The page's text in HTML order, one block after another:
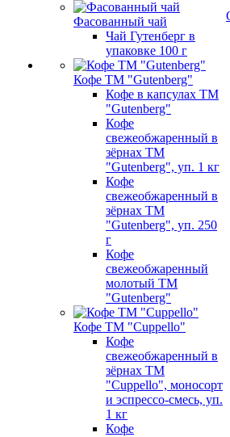
Фасованный чай
Чай Гутенберг в
упаковке 100 г
Кофе ТМ "Gutenberg"
Кофе в капсулах ТМ
"Gutenberg"
Кофе
свежеобжаренный в
зёрнах ТМ
"Gutenberg", уп. 1 кг
Кофе
свежеобжаренный в
зёрнах ТМ
"Gutenberg", уп. 250
г
Кофе
свежеобжаренный
молотый ТМ
"Gutenberg"
Кофе ТМ "Cuppello"
Кофе
свежеобжаренный в
зёрнах ТМ
"Cuppello", моносорт
и эспрессо-смесь, уп.
1 кг
Кофе